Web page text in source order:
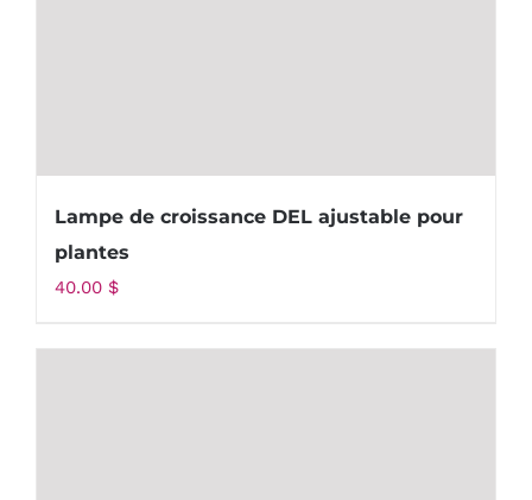
Lampe de croissance DEL ajustable pour
plantes
40.00 $